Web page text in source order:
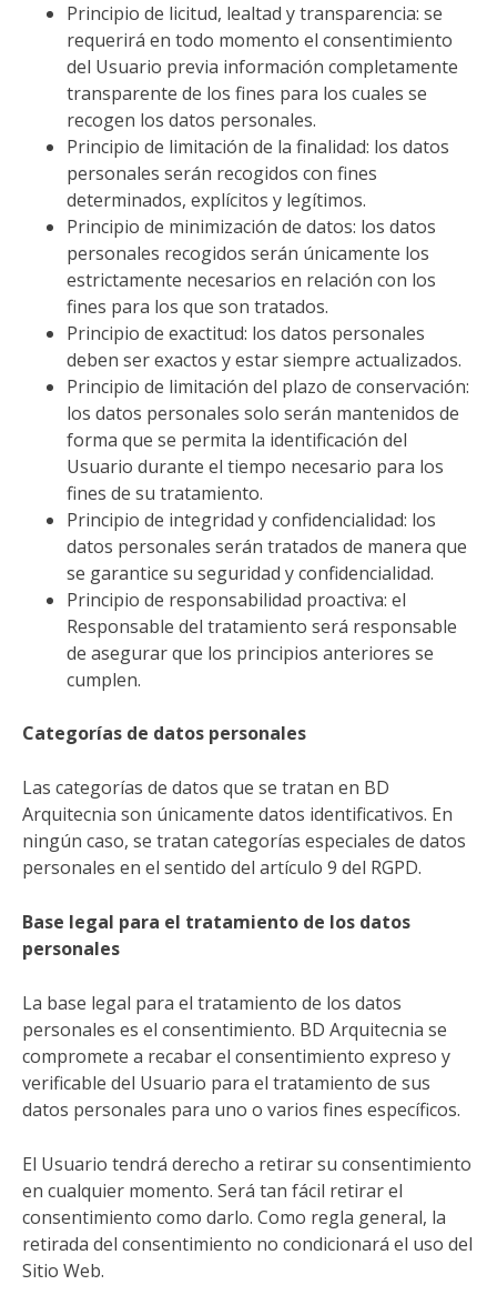
Principio de licitud, lealtad y transparencia: se
requerirá en todo momento el consentimiento
del Usuario previa información completamente
transparente de los fines para los cuales se
recogen los datos personales.
Principio de limitación de la finalidad: los datos
personales serán recogidos con fines
determinados, explícitos y legítimos.
Principio de minimización de datos: los datos
personales recogidos serán únicamente los
estrictamente necesarios en relación con los
fines para los que son tratados.
Principio de exactitud: los datos personales
deben ser exactos y estar siempre actualizados.
Principio de limitación del plazo de conservación:
los datos personales solo serán mantenidos de
forma que se permita la identificación del
Usuario durante el tiempo necesario para los
fines de su tratamiento.
Principio de integridad y confidencialidad: los
datos personales serán tratados de manera que
se garantice su seguridad y confidencialidad.
Principio de responsabilidad proactiva: el
Responsable del tratamiento será responsable
de asegurar que los principios anteriores se
cumplen.
Categorías de datos personales
Las categorías de datos que se tratan en BD
Arquitecnia son únicamente datos identificativos. En
ningún caso, se tratan categorías especiales de datos
personales en el sentido del artículo 9 del RGPD.
Base legal para el tratamiento de los datos
personales
La base legal para el tratamiento de los datos
personales es el consentimiento. BD Arquitecnia se
compromete a recabar el consentimiento expreso y
verificable del Usuario para el tratamiento de sus
datos personales para uno o varios fines específicos.
El Usuario tendrá derecho a retirar su consentimiento
en cualquier momento. Será tan fácil retirar el
consentimiento como darlo. Como regla general, la
retirada del consentimiento no condicionará el uso del
Sitio Web.